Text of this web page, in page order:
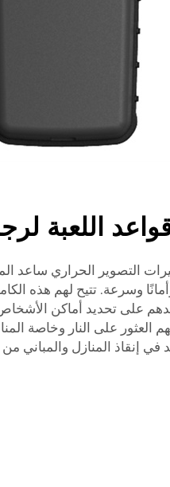
اللعبة
التصوير الحراري ساعد
وسرعة. تتيح لهم هذه
على تحديد أماكن
العثور على النار وخاصة
في إنقاذ المنازل والمباني